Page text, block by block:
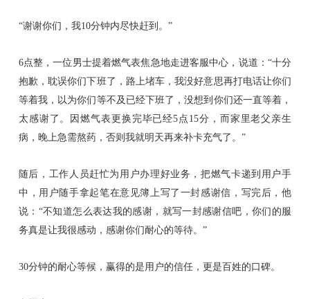
“谢谢你们，我10分钟内尽快赶到 。 ”
6点整 ，一位男士提着燃气表焦急地走进客服中心 ，说道： “十分
抱歉，耽误你们下班了，路上堵车，我没好意思再打电话让你们
等着我，以为你们等不及已经下班了 ，没想到 你们还一直等着，
太感谢了。
因燃气表更换完毕已经5点15分，而 家里老父亲生
病， 晚上急需熬药， 否则 我就明天再来补卡充气了 。 ”
随后， 工作人员赶忙为用户办理好业务，把燃气卡递到 用户手
中 ，用户随手拿起笔在意见簿上写了一封感谢信，写完后，他
说 ： “不知道怎么表达我的感谢，就写一封感谢信吧 ，你们的服
务真是让我很感动，感谢你们 耐心的等待。 ”
30分钟的耐心等候，赢得的是用户的信任，更是百姓的口碑。